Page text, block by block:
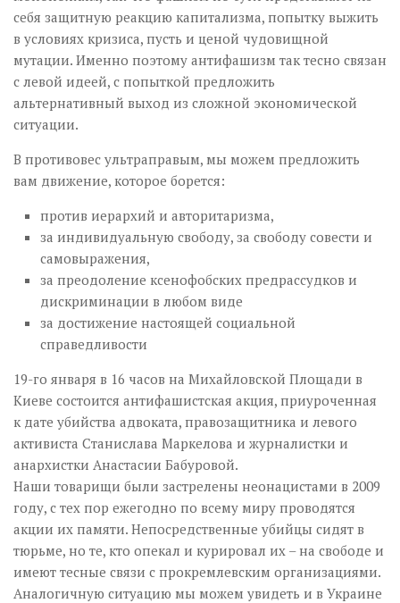
себя защитную реакцию капитализма, попытку выжить
в условиях кризиса, пусть и ценой чудовищной
мутации. Именно поэтому антифашизм так тесно связан
с левой идеей, с попыткой предложить
альтернативный выход из сложной экономической
ситуации.
В противовес ультраправым, мы можем предложить
вам движение, которое борется:
против иерархий и авторитаризма,
за индивидуальную свободу, за свободу совести и
самовыражения,
за преодоление ксенофобских предрассудков и
дискриминации в любом виде
за достижение настоящей социальной
справедливости
19-го января в 16 часов на Михайловской Площади в
Киеве состоится антифашистская акция, приуроченная
к дате убийства адвоката, правозащитника и левого
активиста Станислава Маркелова и журналистки и
анархистки Анастасии Бабуровой.
Наши товарищи были застрелены неонацистами в 2009
году, с тех пор ежегодно по всему миру проводятся
акции их памяти. Непосредственные убийцы сидят в
тюрьме, но те, кто опекал и курировал их – на свободе и
имеют тесные связи с прокремлевским организациями.
Аналогичную ситуацию мы можем увидеть и в Украине